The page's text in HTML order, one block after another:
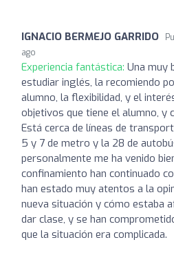
IGNACIO BERMEJO GARRIDO
ago
Experiencia fantástica: Una muy
estudiar inglés, la recomiendo
alumno, la flexibilidad, y el
objetivos que tiene el alumno, y
Está cerca de líneas de
5 y 7 de metro y la 28 de
personalmente me ha venido
confinamiento han continuado
han estado muy atentos a la
nueva situación y cómo estaba
dar clase, y se han
que la situación era complicada.